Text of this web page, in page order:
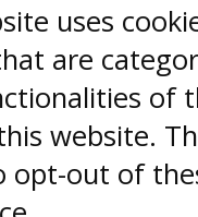
uses
are
of
website.
opt-out of